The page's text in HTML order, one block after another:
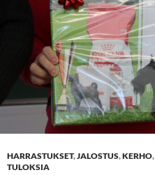
HARRASTUKSET,JALOSTUS,KERHO,
TULOKSIA